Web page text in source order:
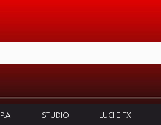
P.A. STUDIO LUCI E FX